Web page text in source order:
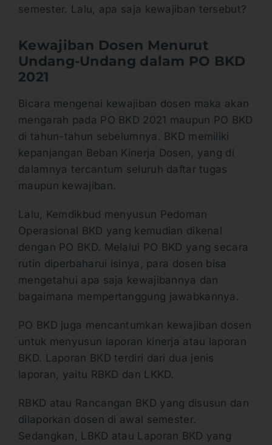
semester. Lalu, apa saja kewajiban tersebut?
Kewajiban Dosen Menurut
Undang-Undang dalam PO BKD
2021
Bicara mengenai kewajiban dosen maka akan
mengarah pada PO BKD 2021 maupun PO BKD
di tahun-tahun sebelumnya. BKD memiliki
kepanjangan Beban Kinerja Dosen, yang di
dalamnya tercantum seluruh daftar tugas
maupun kewajiban.
Lalu, Kemdikbud menyusun Pedoman
Operasional BKD yang kemudian dikenal
dengan PO BKD. Melalui PO BKD yang secara
rutin diperbaharui isinya, para dosen bisa
mengetahui apa saja kewajibannya dan
bagaimana mempertanggung jawabkannya.
PO BKD juga mencantumkan kewajiban dosen
untuk menyusun laporan kinerja atau laporan
BKD. Laporan BKD terdiri dari dua jenis
laporan, yaitu RBKD dan LKKD.
RBKD atau Rancangan BKD yang disusun dan
dilaporkan dosen di awal semester.
Sedangkan, LBKD atau Laporan BKD yang